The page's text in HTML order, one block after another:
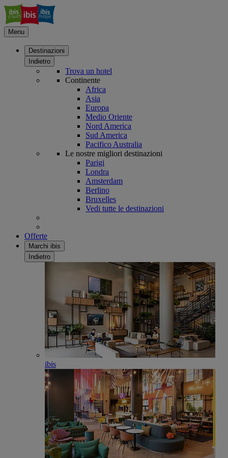
Menu
Destinazioni
Indietro
Trova un hotel
Continente
Africa
Asia
Europa
Medio Oriente
Nord America
Sud America
Pacifico Australia
Le nostre migliori destinazioni
Parigi
Londra
Amsterdam
Berlino
Bruxelles
Vedi tutte le destinazioni
Offerte
Marchi ibis
Indietro
ibis